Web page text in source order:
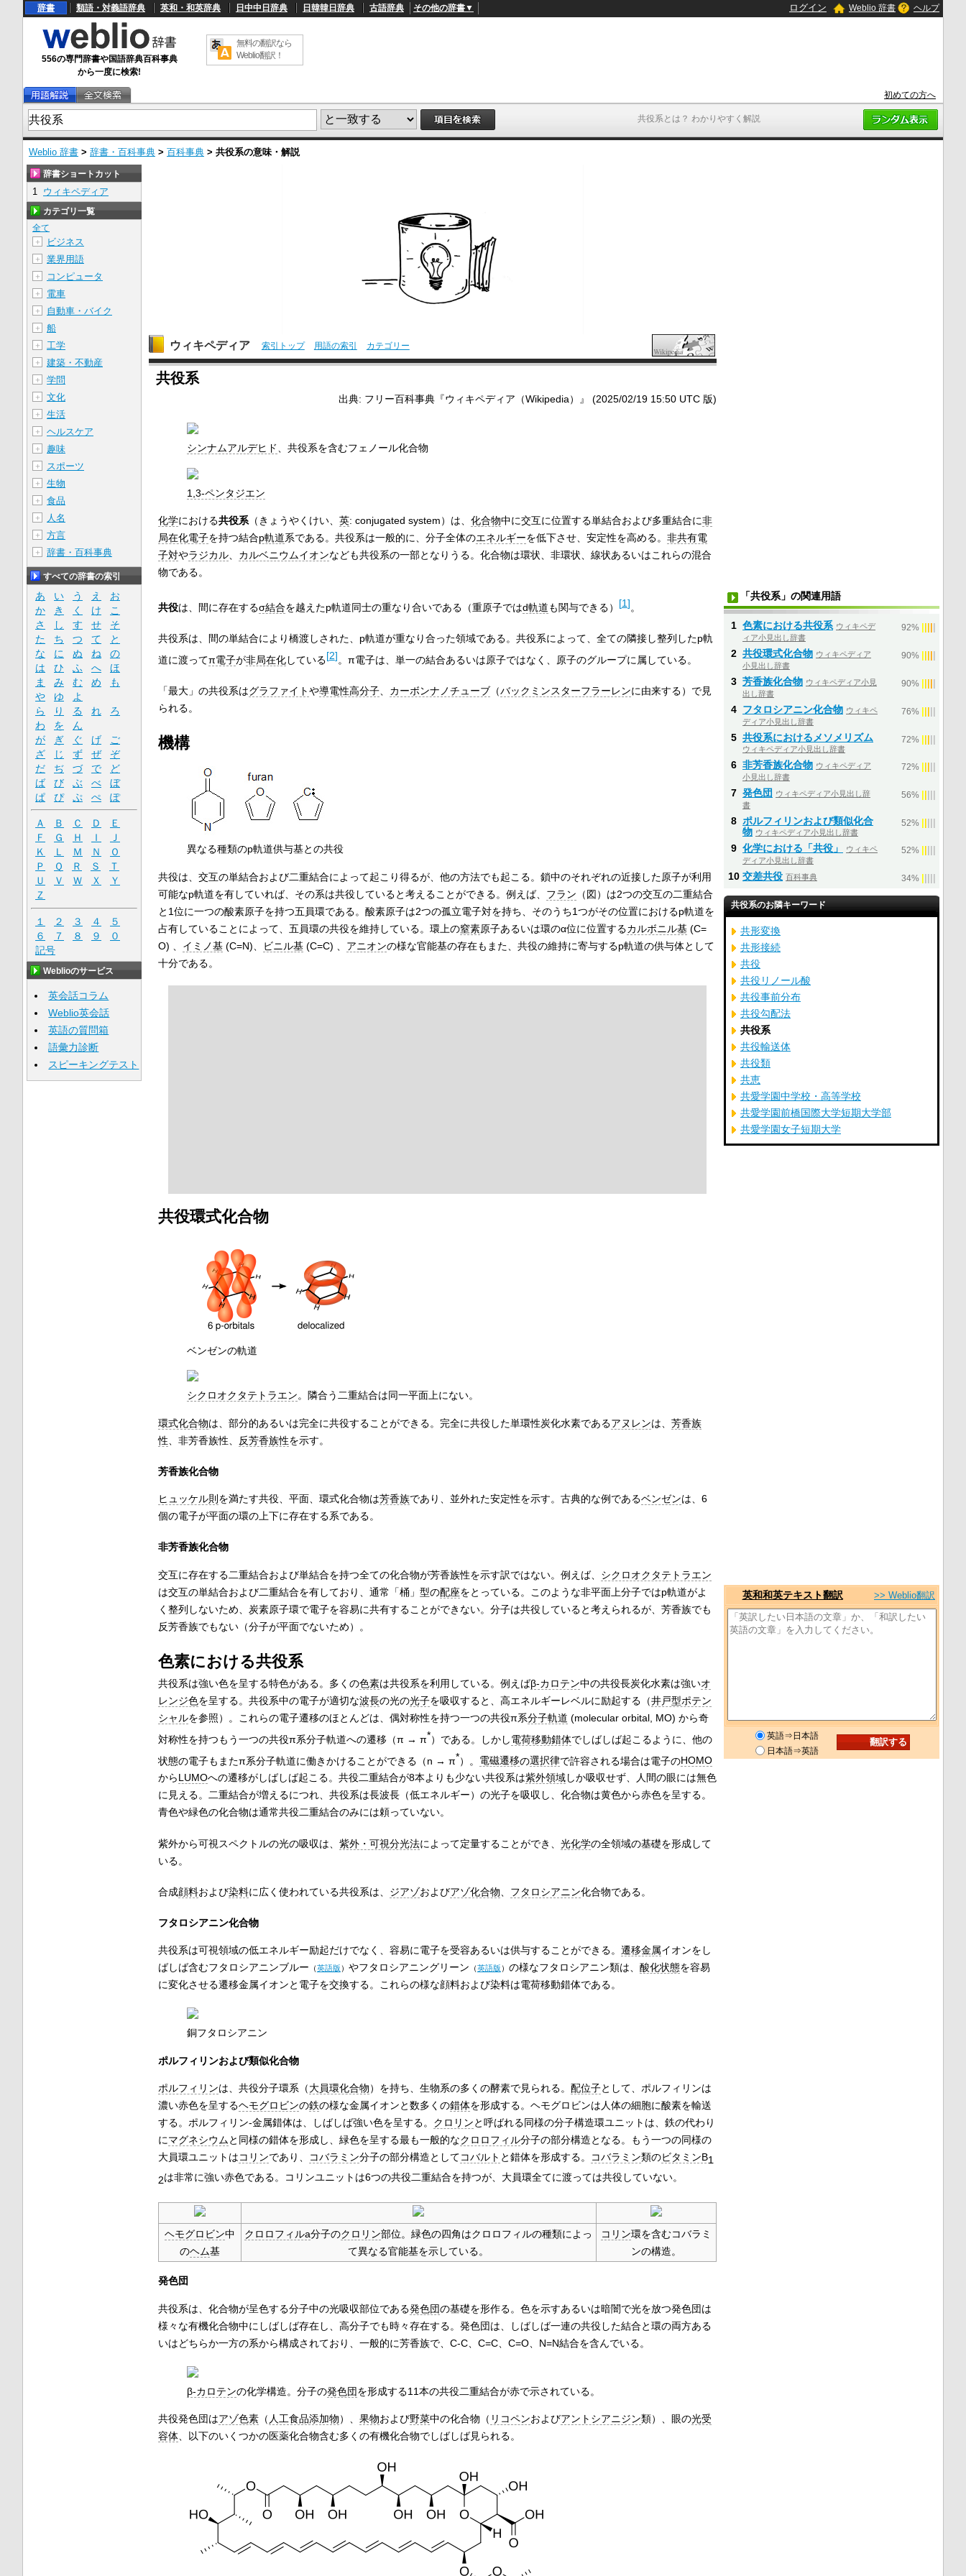
共役系とは？ わかりやすく解説
辞書 類語・対義語辞典 英和・和英辞典 日中中日辞典 日韓韓日辞典 古語辞典 その他の辞書▼ ログイン Weblio 辞書 ヘルプ
556の専門辞書や国語辞典百科事典
から一度に検索!
無料の翻訳なら
Weblio翻訳！
初めての方へ
Weblio 辞書 > 辞書・百科事典 > 百科事典 > 共役系の意味・解説
ウィキペディア 索引トップ 用語の索引 カテゴリー
共役系
出典: フリー百科事典『ウィキペディア（Wikipedia）』 (2025/02/19 15:50 UTC 版)
シンナムアルデヒド 、共役系を含むフェノール化合物
1,3-ペンタジエン
化学における共役系（きょうやくけい、 英: conjugated system）は、 化合物中に交互に位置する単結合および多重結合に非
局在化電子を持つ結合p軌道系である。共役系は一般的に、分子全体のエネルギーを低下させ、安定性を高める。 非共有電
子対やラジカル、 カルベニウムイオンなども共役系の一部となりうる。化合物は環状、非環状、線状あるいはこれらの混合
物である。
共役は、間に存在するσ結合を越えたp軌道同士の重なり合いである（重原子ではd軌道も関与できる） [1]。
共役系は、間の単結合により橋渡しされた、p軌道が重なり合った領域である。共役系によって、全ての隣接し整列したp軌
道に渡ってπ電子が非局在化している[2]。π電子は、単一の結合あるいは原子ではなく、原子のグループに属している。
「最大」の共役系はグラファイトや導電性高分子、 カーボンナノチューブ（バックミンスターフラーレンに由来する）で見
られる。
機構
異なる種類のp軌道供与基との共役
共役は、交互の単結合および二重結合によって起こり得るが、他の方法でも起こる。鎖中のそれぞれの近接した原子が利用
可能なp軌道を有していれば、その系は共役していると考えることができる。例えば、 フラン （図）は2つの交互の二重結合
と1位に一つの酸素原子を持つ五員環である。酸素原子は2つの孤立電子対を持ち、そのうち1つがその位置におけるp軌道を
占有していることによって、五員環の共役を維持している。環上の窒素原子あるいは環のα位に位置するカルボニル基(C=
O) 、 イミノ基(C=N)、 ビニル基(C=C) 、 アニオンの様な官能基の存在もまた、共役の維持に寄与するp軌道の供与体として
十分である。
共役環式化合物
ベンゼンの軌道
シクロオクタテトラエン。隣合う二重結合は同一平面上にない。
環式化合物は、部分的あるいは完全に共役することができる。完全に共役した単環性炭化水素であるアヌレンは、 芳香族
性 、非芳香族性、 反芳香族性を示す。
芳香族化合物
ヒュッケル則 を満たす共役、平面、環式化合物は芳香族であり、並外れた安定性を示す。古典的な例であるベンゼンは、6
個の電子が平面の環の上下に存在する系である。
非芳香族化合物
交互に存在する二重結合および単結合を持つ全ての化合物が芳香族性を示す訳ではない。例えば、 シクロオクタテトラエン
は交互の単結合および二重結合を有しており、通常「桶」型の配座をとっている。このような非平面上分子ではp軌道がよ
く整列しないため、炭素原子環で電子を容易に共有することができない。分子は共役していると考えられるが、芳香族でも
反芳香族でもない（分子が平面でないため）。
色素における共役系
共役系は強い色を呈する特色がある。多くの色素は共役系を利用している。例えばβ-カロテン中の共役長炭化水素は強いオ
レンジ色を呈する。共役系中の電子が適切な波長の光の光子を吸収すると、高エネルギーレベルに励起する（井戸型ポテン
シャルを参照）。これらの電子遷移のほとんどは、偶対称性を持つ一つの共役π系分子軌道 (molecular orbital, MO) から奇
対称性を持つもう一つの共役π系分子軌道への遷移（π → π*）である。しかし電荷移動錯体でしばしば起こるように、他の
状態の電子もまたπ系分子軌道に働きかけることができる（n → π*）。 電磁遷移の選択律で許容される場合は電子のHOMO
からLUMOへの遷移がしばしば起こる。共役二重結合が8本よりも少ない共役系は紫外領域しか吸収せず、人間の眼には無色
に見える。二重結合が増えるにつれ、共役系は長波長（低エネルギー）の光子を吸収し、化合物は黄色から赤色を呈する。
青色や緑色の化合物は通常共役二重結合のみには頼っていない。
紫外から可視スペクトルの光の吸収は、 紫外・可視分光法によって定量することができ、 光化学の全領域の基礎を形成して
いる。
合成顔料および染料に広く使われている共役系は、 ジアゾおよびアゾ化合物 フタロシアニン化合物である。
フタロシアニン化合物
共役系は可視領域の低エネルギー励起だけでなく、容易に電子を受容あるいは供与することができる。 遷移金属イオンをし
ばしば含むフタロシアニンブルー （英語版） やフタロシアニングリーン （英語版） の様なフタロシアニン類は、 酸化状態を容易
に変化させる遷移金属イオンと電子を交換する。これらの様な顔料および染料は電荷移動錯体である。
銅フタロシアニン
ポルフィリンおよび類似化合物
ポルフィリンは、共役分子環系（大員環化合物）を持ち、生物系の多くの酵素で見られる。 配位子として、ポルフィリンは
濃い赤色を呈するヘモグロビンの鉄の様な金属イオンと数多くの錯体を形成する。ヘモグロビンは人体の細胞に酸素を輸送
する。ポルフィリン-金属錯体は、しばしば強い色を呈する。 クロリンと呼ばれる同様の分子構造環ユニットは、鉄の代わり
にマグネシウムと同様の錯体を形成し、緑色を呈する最も一般的なクロロフィル分子の部分構造となる。もう一つの同様の
大員環ユニットはコリンであり、 コバラミン分子の部分構造としてコバルト と錯体を形成する。 コバラミン類のビタミンB1
2は非常に強い赤色である。コリンユニットは6つの共役二重結合を持つが、大員環全てに渡っては共役していない。
ヘモグロビン中
のヘム基
クロロフィルa分子のクロリン部位。緑色の四角はクロロフィルの種類によっ
て異なる官能基を示している。
コリン環を含むコバラミ
ンの構造。
発色団
共役系は、化合物が呈色する分子中の光吸収部位である発色団の基礎を形作る。色を示すあるいは暗闇で光を放つ発色団は
様々な有機化合物中にしばしば存在し、高分子でも時々存在する。発色団は、しばしば一連の共役した結合と環の両方ある
いはどちらか一方の系から構成されており、一般的に芳香族で、C-C、C=C、C=O、N=N結合を含んでいる。
β-カロテンの化学構造。分子の発色団を形成する11本の共役二重結合が赤で示されている。
共役発色団はアゾ色素（ 人工食品添加物）、 果物および野菜中の化合物（ リコペンおよびアントシアニジン類）、眼の光受
容体、以下のいくつかの医薬化合物含む多くの有機化合物でしばしば見られる。
辞書ショートカット
1 ウィキペディア
カテゴリ一覧
全て
＋
ビジネス
＋ 業界用語
＋ コンピュータ
＋ 電車
＋ 自動車・バイク
＋ 船
＋ 工学
＋ 建築・不動産
＋ 学問
＋ 文化
＋ 生活
＋ ヘルスケア
＋ 趣味
＋ スポーツ
＋ 生物
＋ 食品
＋ 人名
＋ 方言
＋ 辞書・百科事典
すべての辞書の索引
あ い う え
お
か
き く け
こ
さ
し す せ
そ
た
ち つ て
と
な
に ぬ ね
の
は
ひ ふ へ
ほ
ま
み む め
も
や
ゆ
よ
ら
り る れ
ろ
わ
を
ん
が
ぎ ぐ げ
ご
ざ
じ ず ぜ
ぞ
だ
ぢ づ で
ど
ば
び ぶ べ
ぼ
ぱ
ぴ ぷ ぺ ぽ
Ａ Ｂ Ｃ Ｄ
Ｅ
Ｆ
Ｇ Ｈ Ｉ
Ｊ
Ｋ
Ｌ Ｍ Ｎ
Ｏ
Ｐ
Ｑ Ｒ Ｓ
Ｔ
Ｕ
Ｖ Ｗ Ｘ
Ｙ
Ｚ
１ ２ ３ ４
５
６
７ ８ ９
０
記号
Weblioのサービス
英会話コラム
Weblio英会話
英語の質問箱
語彙力診断
スピーキングテスト
「共役系」の関連用語
1 色素における共役系 ウィキペデ
ィア小見出し辞書
92%
2 共役環式化合物 ウィキペディア
小見出し辞書
90%
3 芳香族化合物 ウィキペディア小見
出し辞書
90%
4 フタロシアニン化合物 ウィキペ
ディア小見出し辞書
76%
5 共役系におけるメソメリズム
ウィキペディア小見出し辞書
72%
6 非芳香族化合物 ウィキペディア
小見出し辞書
72%
7 発色団 ウィキペディア小見出し辞
書
56%
8 ポルフィリンおよび類似化合
物 ウィキペディア小見出し辞書
52%
9 化学における「共役」
ウィキペ
ディア小見出し辞書
52%
10 交差共役 百科事典 34%
共役系のお隣キーワード
共形変換
共形接続
共役
共役リノール酸
共役事前分布
共役勾配法
共役系
共役輸送体
共役類
共恵
共愛学園中学校・高等学校
共愛学園前橋国際大学短期大学部
共愛学園女子短期大学
英和和英テキスト翻訳 >> Weblio翻訳
英語⇒日本語
日本語⇒英語